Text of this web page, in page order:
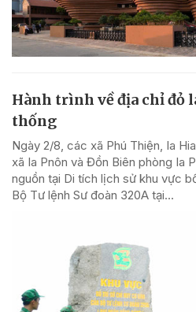
Hành trình về địa chỉ đỏ
thống
Ngày 2/8, các xã Phú Thiện, Ia
xã Ia Pnôn và Đồn Biên phòng Ia
nguồn tại Di tích lịch sử khu vực
Bộ Tư lệnh Sư đoàn 320A tại...